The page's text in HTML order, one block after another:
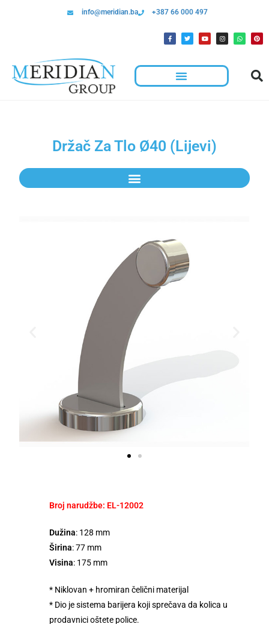
info@meridian.ba +387 66 000 497
Držač Za Tlo Ø40 (Lijevi)
Broj narudžbe: EL-12002
Dužina: 128 mm
Širina: 77 mm
Visina: 175 mm
* Niklovan + hromiran čelični materijal
* Dio je sistema barijera koji sprečava da kolica u
prodavnici oštete police.